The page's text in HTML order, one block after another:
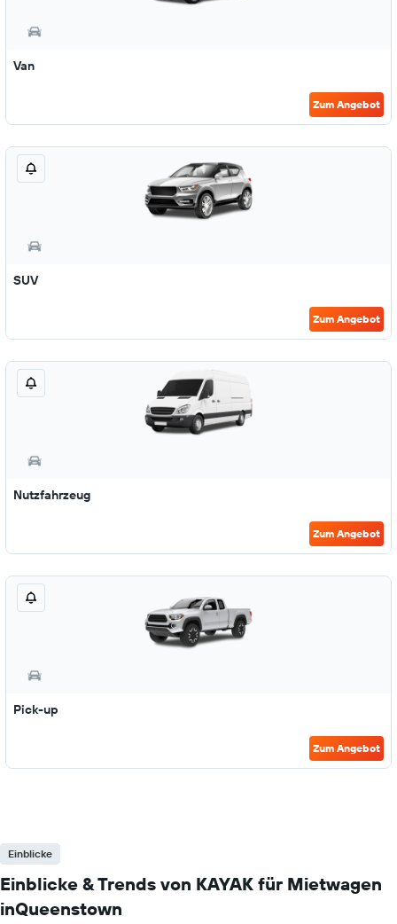
Van
Zum Angebot
SUV
Zum Angebot
Nutzfahrzeug
Zum Angebot
Pick-up
Zum Angebot
Einblicke
Einblicke & Trends von KAYAK für Mietwagen
inQueenstown